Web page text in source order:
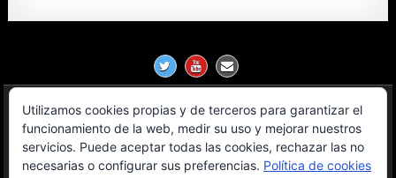
Política de Privacidad
Aviso Legal
Utilizamos cookies propias y de terceros para garantizar el
funcionamiento de la web, medir su uso y mejorar nuestros
servicios. Puede aceptar todas las cookies, rechazar las no
necesarias o configurar sus preferencias. Política de cookies